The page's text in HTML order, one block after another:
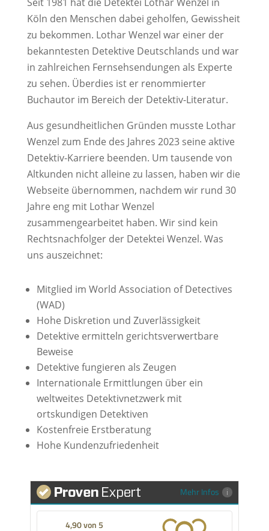
Köln den Menschen dabei geholfen, Gewissheit
zu bekommen. Lothar Wenzel war einer der
bekanntesten Detektive Deutschlands und war
in zahlreichen Fernsehsendungen als Experte
zu sehen. Überdies ist er renommierter
Buchautor im Bereich der Detektiv-Literatur.
Aus gesundheitlichen Gründen musste Lothar
Wenzel zum Ende des Jahres 2023 seine aktive
Detektiv-Karriere beenden. Um tausende von
Altkunden nicht alleine zu lassen, haben wir die
Webseite übernommen, nachdem wir rund 30
Jahre eng mit Lothar Wenzel
zusammengearbeitet haben. Wir sind kein
Rechtsnachfolger der Detektei Wenzel. Was
uns auszeichnet:
Mitglied im World Association of Detectives
(WAD)
Hohe Diskretion und Zuverlässigkeit
Detektive ermitteln gerichtsverwertbare
Beweise
Detektive fungieren als Zeugen
Internationale Ermittlungen über ein
weltweites Detektivnetzwerk mit
ortskundigen Detektiven
Kostenfreie Erstberatung
Hohe Kundenzufriedenheit
Mehr Infos
4,90 von 5